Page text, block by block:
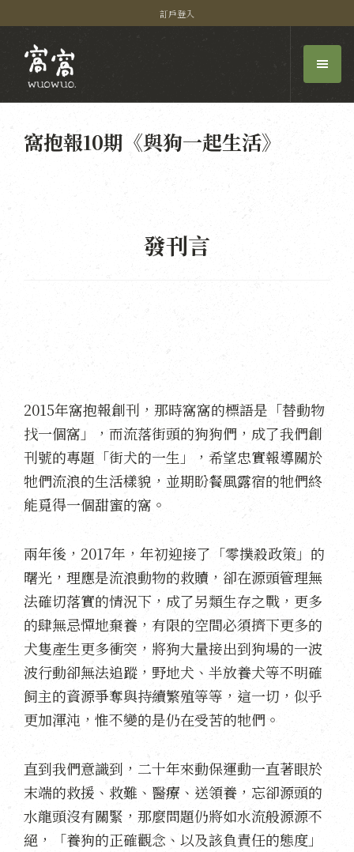
訂戶登入
窩抱報10期《與狗一起生活》
發刊言
2015年窩抱報創刊，那時窩窩的標語是「替動物
找一個窩」，而流落街頭的狗狗們，成了我們創
刊號的專題「街犬的一生」，希望忠實報導關於
牠們流浪的生活樣貌，並期盼餐風露宿的牠們終
能覓得一個甜蜜的窩。
兩年後，2017年，年初迎接了「零撲殺政策」的
曙光，理應是流浪動物的救贖，卻在源頭管理無
法確切落實的情況下，成了另類生存之戰，更多
的肆無忌憚地棄養，有限的空間必須擠下更多的
犬隻產生更多衝突，將狗大量接出到狗場的一波
波行動卻無法追蹤，野地犬、半放養犬等不明確
飼主的資源爭奪與持續繁殖等等，這一切，似乎
更加渾沌，惟不變的是仍在受苦的牠們。
直到我們意識到，二十年來動保運動一直著眼於
末端的救援、救難、醫療、送領養，忘卻源頭的
水龍頭沒有關緊，那麼問題仍將如水流般源源不
絕，「養狗的正確觀念、以及該負責任的態度」